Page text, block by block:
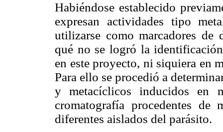
Habiéndose establecido
expresan actividades tipo
utilizarse como marcadores de
qué no se logró la
en este proyecto, ni siquiera en
Para ello se procedió a
y metacíclicos inducidos en
cromatografía procedentes
diferentes aislados del parásito.